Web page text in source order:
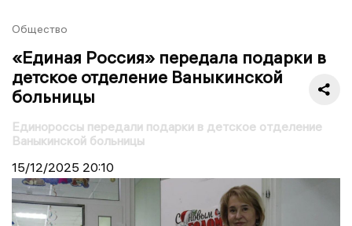
Общество
«Единая Россия» передала подарки в
детское отделение Ваныкинской
больницы
Единороссы передали подарки в детское отделение
Ваныкинской больницы
15/12/2025 20:10